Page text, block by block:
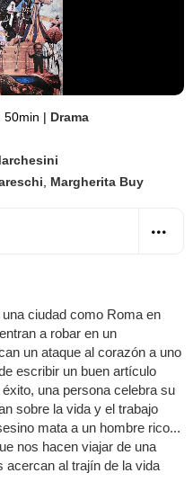
50min | Drama
Margherita Buy
ciudad como Roma en
a robar en un
un ataque al corazón a uno
escribir un buen artículo
una persona celebra su
sobre la vida y el trabajo
mata a un hombre rico...
nos hacen viajar de una
acercan al trajín de la vida